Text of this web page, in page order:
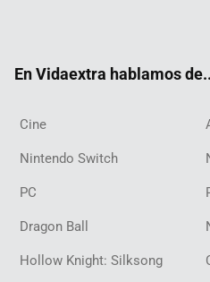
En Vidaextra hablamos
Cine
Nintendo Switch
PC
Dragon Ball
Hollow Knight: Silksong